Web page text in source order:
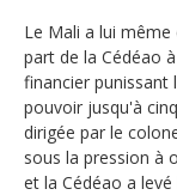
Le Mali a lui
part de la Cédéao
financier punissant
pouvoir jusqu'à
dirigée par le
sous la pression à
et la Cédéao a